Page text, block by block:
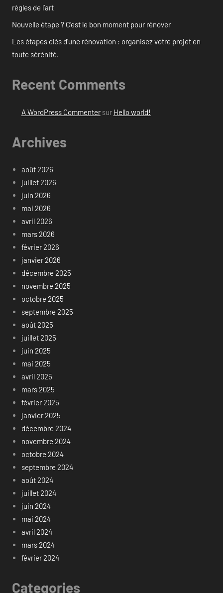
règles de l’art
Nouvelle étape ? C’est le bon moment pour rénover
Les étapes clés d’une rénovation : organisez votre projet en
toute sérénité.
Recent Comments
A WordPress Commentersur Hello world!
Archives
août 2026
juillet 2026
juin 2026
mai 2026
avril 2026
mars 2026
février 2026
janvier 2026
décembre 2025
novembre 2025
octobre 2025
septembre 2025
août 2025
juillet 2025
juin 2025
mai 2025
avril 2025
mars 2025
février 2025
janvier 2025
décembre 2024
novembre 2024
octobre 2024
septembre 2024
août 2024
juillet 2024
juin 2024
mai 2024
avril 2024
mars 2024
février 2024
Categories